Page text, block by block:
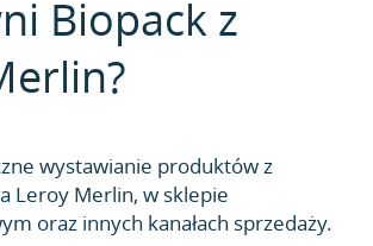
Biopack z
wystawianie produktów z
Leroy Merlin, w sklepie
oraz innych kanałach sprzedaży.